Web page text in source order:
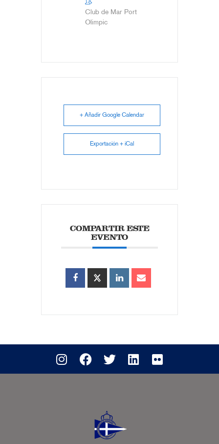
Club de Mar Port
Olimpic
+ Añadir Google Calendar
Exportación + iCal
COMPARTIR ESTE
EVENTO